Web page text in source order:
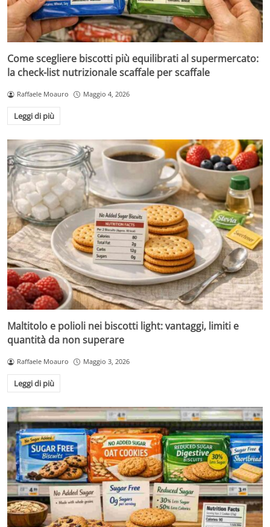
Come scegliere biscotti più equilibrati al supermercato:
la check-list nutrizionale scaffale per scaffale
Raffaele Moauro Maggio 4, 2026
Leggi di più
Maltitolo e polioli nei biscotti light: vantaggi, limiti e
quantità da non superare
Raffaele Moauro Maggio 3, 2026
Leggi di più